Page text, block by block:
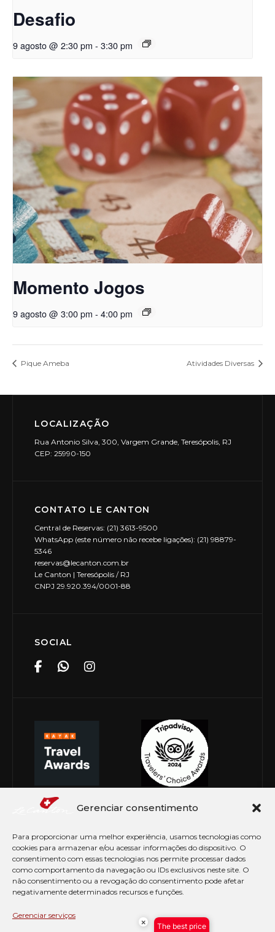
Gerenciar consentimento
Para proporcionar uma melhor experiência, usamos tecnologias como
cookies para armazenar e/ou acessar informações do dispositivo. O
consentimento com essas tecnologias nos permite processar dados
como comportamento da navegação ou IDs exclusivos neste site. O
não consentimento ou a revogação do consentimento pode afetar
negativamente determinados recursos e funções.
Gerenciar serviços
Desafio
9 agosto @ 2:30 pm - 3:30 pm
Momento Jogos
9 agosto @ 3:00 pm - 4:00 pm
Pique Ameba Atividades Diversas
LOCALIZAÇÃO
Rua Antonio Silva, 300, Vargem Grande, Teresópolis, RJ
CEP: 25990-150
CONTATO LE CANTON
Central de Reservas: (21) 3613-9500
WhatsApp (este número não recebe ligações): (21) 98879-
5346
reservas@lecanton.com.br
Le Canton | Teresópolis / RJ
CNPJ 29.920.394/0001-88
SOCIAL
© Copyright 2026 Le Canton. Todos os direitos
× The best price